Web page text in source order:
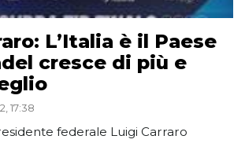
L’Italia è il Paese
cresce di più e
17:38
federale Luigi Carraro